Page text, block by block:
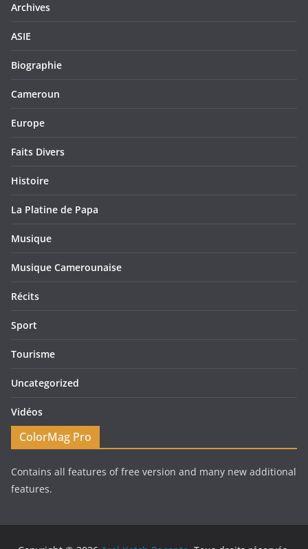
Archives
ASIE
Biographie
Cameroun
Europe
Faits Divers
Histoire
La Platine de Papa
Musique
Musique Camerounaise
Récits
Sport
Tourisme
Uncategorized
Vidéos
ColorMag Pro
Contains all features of free version and many new additional
features.